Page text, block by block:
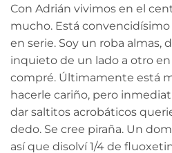
Con Adrián vivimos en el
mucho. Está
en serie. Soy un roba
inquieto de un lado a otro en
compré. Últimamente está
hacerle cariño, pero
dar saltitos acrobáticos
dedo. Se cree piraña. Un
así que disolví 1/4 de